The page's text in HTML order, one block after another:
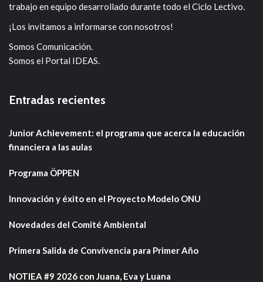
trabajo en equipo desarrollado durante todo el Ciclo Lectivo.
¡Los invitamos a informarse con nosotros!
Somos Comunicación.
Somos el Portal IDEAS.
Entradas recientes
Junior Achievement: el programa que acerca la educación
financiera a las aulas
Programa ÖPPEN
Innovación y éxito en el Proyecto Modelo ONU
Novedades del Comité Ambiental
Primera Salida de Convivencia para Primer Año
NOTIEA #9 2026 con Juana, Eva y Luana